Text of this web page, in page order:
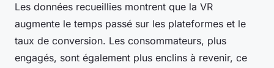
Les données recueillies montrent que la VR
augmente le temps passé sur les plateformes et le
taux de conversion. Les consommateurs, plus
engagés, sont également plus enclins à revenir, ce